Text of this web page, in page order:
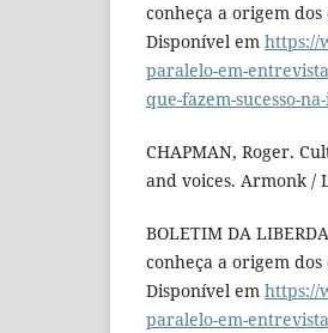
conheça a origem
Disponível em https://
paralelo-em-
que-fazem-sucesso-
CHAPMAN, Roger.
and voices. Armonk /
BOLETIM DA
conheça a origem
Disponível em https://
paralelo-em-